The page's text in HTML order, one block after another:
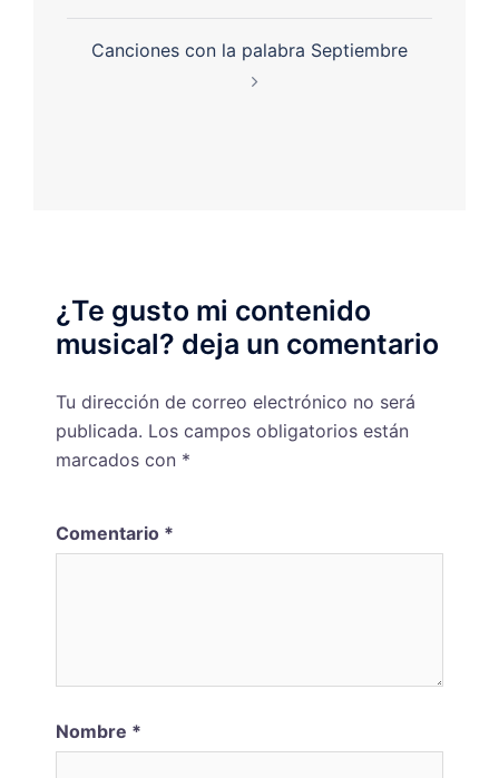
Canciones con la palabra Septiembre
¿Te gusto mi contenido
musical? deja un comentario
Tu dirección de correo electrónico no será
publicada. Los campos obligatorios están
marcados con *
Comentario *
Nombre *